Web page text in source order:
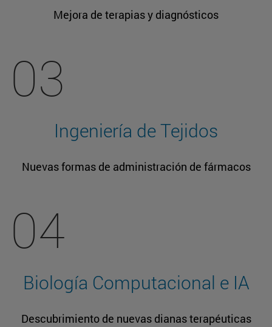
Mejora de terapias y diagnósticos
03
Ingeniería de Tejidos
Nuevas formas de administración de fármacos
04
Biología Computacional e IA
Descubrimiento de nuevas dianas terapéuticas